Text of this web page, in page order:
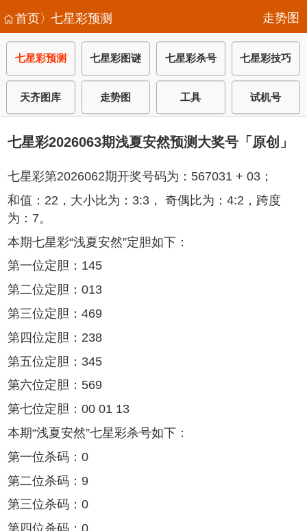
首页〉七星彩预测 走势图
七星彩预测 七星彩图谜 七星彩杀号 七星彩技巧
天齐图库 走势图 工具 试机号
七星彩2026063期浅夏安然预测大奖号「原创」
七星彩第2026062期开奖号码为：567031 + 03；
和值：22，大小比为：3:3， 奇偶比为：4:2，跨度
为：7。
本期七星彩“浅夏安然”定胆如下：
第一位定胆：145
第二位定胆：013
第三位定胆：469
第四位定胆：238
第五位定胆：345
第六位定胆：569
第七位定胆：00 01 13
本期“浅夏安然”七星彩杀号如下：
第一位杀码：0
第二位杀码：9
第三位杀码：0